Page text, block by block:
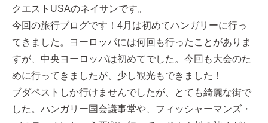
クエストUSAのネイサンです。
今回の旅行ブログです！4月は初めてハンガリーに行っ
てきました。ヨーロッパには何回も行ったことがありま
すが、中央ヨーロッパは初めてでした。今回も大会のた
めに行ってきましたが、少し観光もできました！
ブダペストしか行けませんでしたが、とても綺麗な街で
した。ハンガリー国会議事堂や、フィッシャーマンズ・